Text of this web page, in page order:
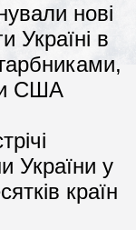
нові
Україні в
США
України у
країн